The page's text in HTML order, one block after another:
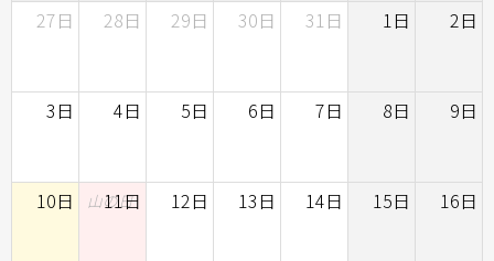
27日
28日 29日 30日 31日 1日 2日
3日 4日 5日 6日 7日 8日 9日
10日 11日
山の日 12日 13日 14日 15日 16日